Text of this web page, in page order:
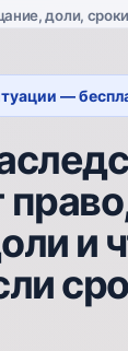
доли,
—
и